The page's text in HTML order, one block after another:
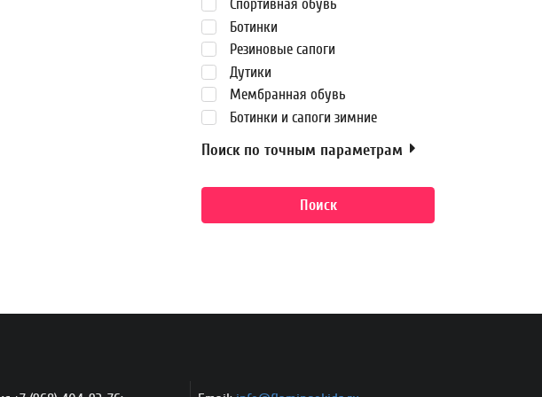
Спортивная обувь
Ботинки
Резиновые сапоги
Дутики
Мембранная обувь
Ботинки и сапоги зимние
Поиск по точным параметрам
Поиск